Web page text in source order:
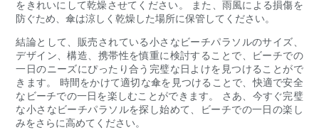
をきれいにして乾燥させてください。 また、雨風による損傷を
防ぐため、傘は涼しく乾燥した場所に保管してください。
結論として、販売されている小さなビーチパラソルのサイズ、
デザイン、構造、携帯性を慎重に検討することで、ビーチでの
一日のニーズにぴったり合う完璧な日よけを見つけることがで
きます。 時間をかけて適切な傘を見つけることで、快適で安全
なビーチでの一日を楽しむことができます。 さあ、今すぐ完璧
な小さなビーチパラソルを探し始めて、ビーチでの一日の楽し
みをさらに高めてください。